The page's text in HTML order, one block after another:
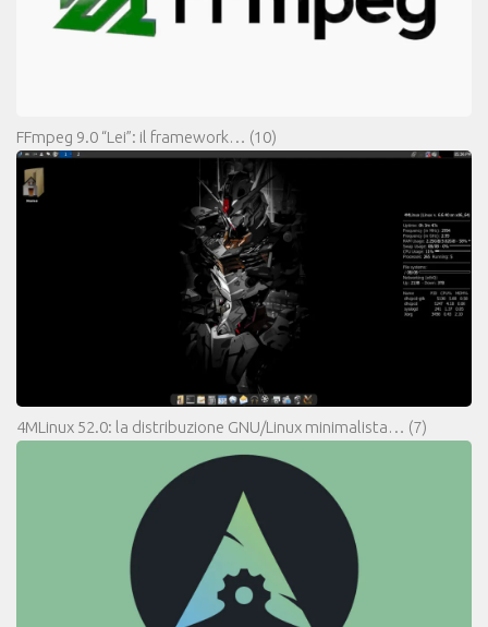
FFmpeg 9.0 “Lei”: il framework… (10)
4MLinux 52.0: la distribuzione GNU/Linux minimalista… (7)